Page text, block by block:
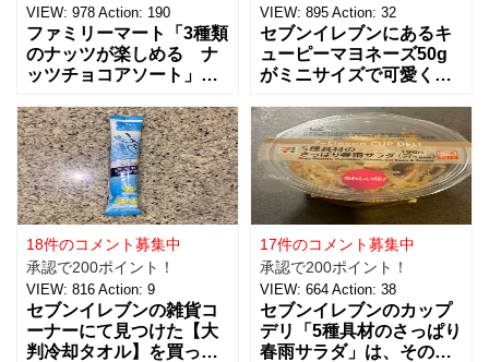
VIEW: 978 Action: 190
ファミリーマート「3種類
のナッツが楽しめる ナ
ッツチョコアソート」を
て、ワインに合わせた
り、ちょっとした休憩時
間にもおすすめ！！ 税込
238円で、３種類（アー
モンド、ピーナッツ、ヘ
ーゼルナッツ）×４個ずつ
入ったチョコアソ
VIEW: 895 Action: 32
セブンイレブンにあるキ
ューピーマヨネーズ50g
がミニサイズで可愛く
した。 お味は容器が小さ
くなっただけで、定番と
同じ味で美味しいです。
マヨネーズは好みがそれ
ぞれあるようなのですけ
ど、私はキューピー派。
ただここ最近は健
18件のコメント募集中
承認で200ポイント！
VIEW: 816 Action: 9
セブンイレブンの雑貨コ
ーナーにて見つけた【大
判冷却タオル】を買って
17件のコメント募集中
承認で200ポイント！
VIEW: 664 Action: 38
セブンイレブンのカップ
デリ「5種具材のさっぱり
春雨サラダ」は、その名